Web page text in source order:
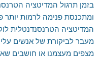
בזמן תרגול המדיטציה
ומתכנסת פנימה לרמות יותר
המדיטציה הטרנסנדנטלית
מעבר לביקורת של אנשים
מצפים מעצמנו או חושבים